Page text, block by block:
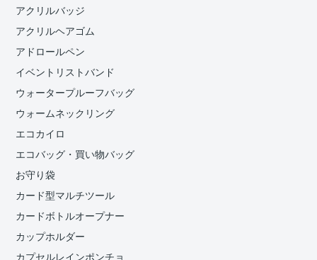
アクリルバッジ
アクリルヘアゴム
アドロールペン
イベントリストバンド
ウォータープルーフバッグ
ウォームネックリング
エコカイロ
エコバッグ・買い物バッグ
お守り袋
カード型マルチツール
カードボトルオープナー
カップホルダー
カプセルレインポンチョ